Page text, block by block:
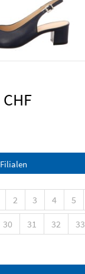
CHF
Filialen
2 3 4 5
30 31 32 33